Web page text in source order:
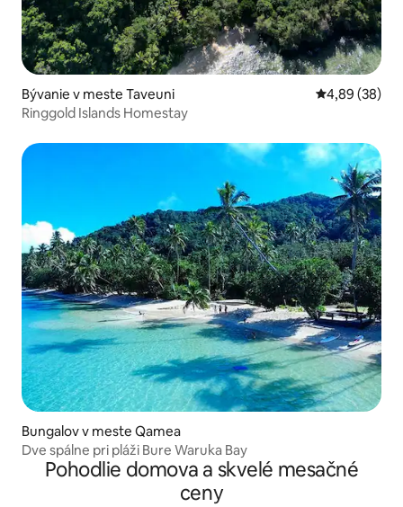
Bývanie v meste Taveuni Priemerné
4,89 (38)
Ringgold Islands Homestay
Bungalov v meste Qamea
Dve spálne pri pláži Bure Waruka Bay
Pohodlie domova a skvelé mesačné
ceny